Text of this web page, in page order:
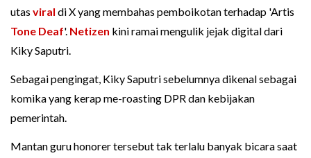
utas viral di X yang membahas pemboikotan terhadap 'Artis
Tone Deaf'. Netizen kini ramai mengulik jejak digital dari
Kiky Saputri.
Sebagai pengingat, Kiky Saputri sebelumnya dikenal sebagai
komika yang kerap me-roasting DPR dan kebijakan
pemerintah.
Mantan guru honorer tersebut tak terlalu banyak bicara saat